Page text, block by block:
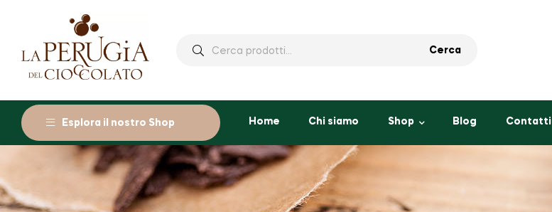
Cerca
Esplora il nostro Shop Home Chi siamo Shop Blog Contatti